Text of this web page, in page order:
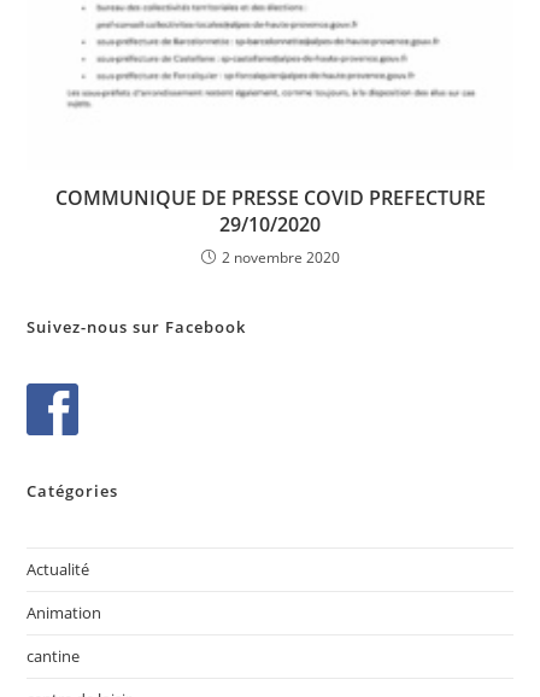
COMMUNIQUE DE PRESSE COVID PREFECTURE
29/10/2020
2 novembre 2020
Suivez-nous sur Facebook
Catégories
Actualité
Animation
cantine